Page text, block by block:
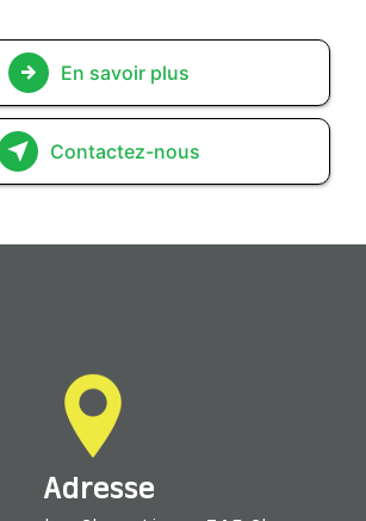
En savoir plus
Contactez-nous
Adresse